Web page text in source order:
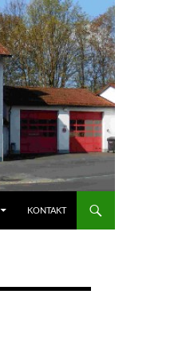
KONTAKT